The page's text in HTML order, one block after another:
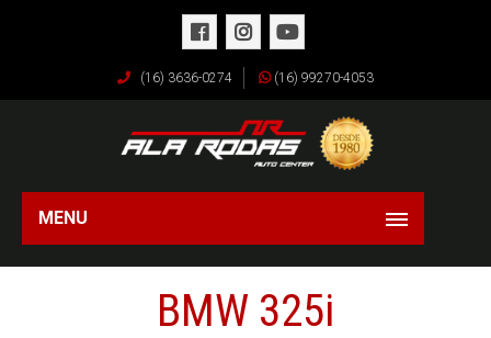
(16) 3636-0274 (16) 99270-4053
MENU
BMW 325i